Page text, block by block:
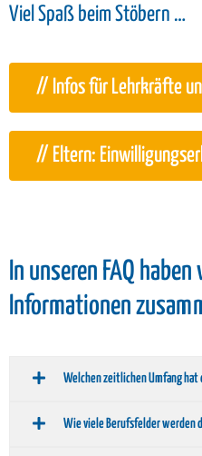
Viel Spaß beim Stöbern …
// Infos für Lehrkräfte
// Eltern:
In unseren FAQ
Informationen
Welchen zeitlichen Umfang hat
Wie viele Berufsfelder werden